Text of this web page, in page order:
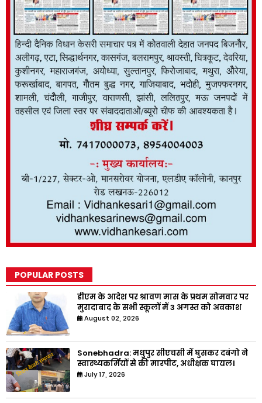
POPULAR POSTS
डीएम के आदेश पर श्रावण मास के प्रथम सोमवार पर
मुरादाबाद के सभी स्कूलों में 3 अगस्त को अवकाश
August 02, 2026
Sonebhadra: मधुपुर सीएचसी में घुसकर दबंगो ने
स्वास्थ्यकर्मियों से की मारपीट, अधीक्षक घायल।
July 17, 2026